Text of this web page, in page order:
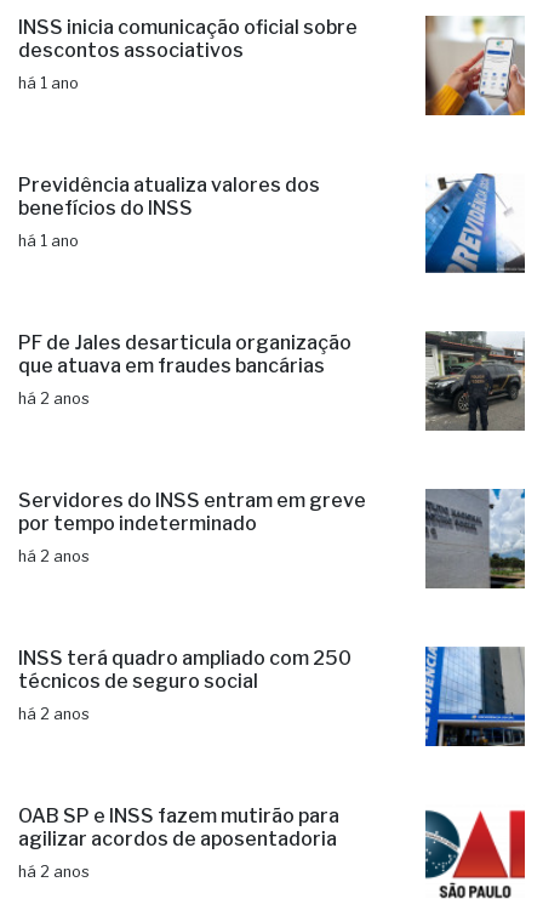
INSS inicia comunicação oficial sobre
descontos associativos
há 1 ano
Previdência atualiza valores dos
benefícios do INSS
há 1 ano
PF de Jales desarticula organização
que atuava em fraudes bancárias
há 2 anos
Servidores do INSS entram em greve
por tempo indeterminado
há 2 anos
INSS terá quadro ampliado com 250
técnicos de seguro social
há 2 anos
OAB SP e INSS fazem mutirão para
agilizar acordos de aposentadoria
há 2 anos